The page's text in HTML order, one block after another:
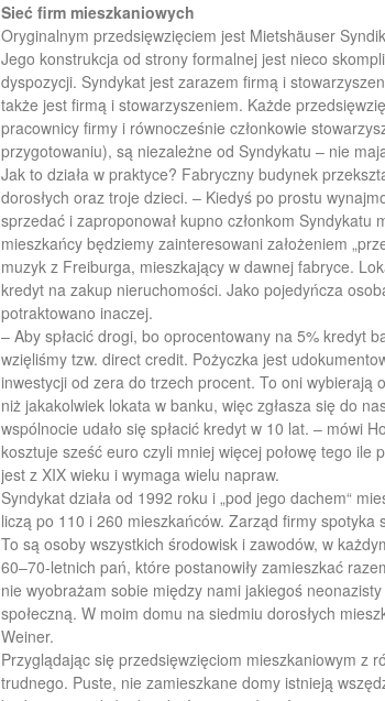
Sieć firm mieszkaniowych
Oryginalnym przedsięwzięciem jest Mietshäuser
Jego konstrukcja od strony formalnej jest nieco
dyspozycji. Syndykat jest zarazem firmą i
także jest firmą i stowarzyszeniem. Każde
pracownicy firmy i równocześnie członkowie
przygotowaniu), są niezależne od Syndykatu – nie
Jak to działa w praktyce? Fabryczny budynek
dorosłych oraz troje dzieci. – Kiedyś po prostu
sprzedać i zaproponował kupno członkom
mieszkańcy będziemy zainteresowani założeniem
muzyk z Freiburga, mieszkający w dawnej fabryce.
kredyt na zakup nieruchomości. Jako pojedyńcza
potraktowano inaczej.
– Aby spłacić drogi, bo oprocentowany na 5% kredyt
wzięliśmy tzw. direct credit. Pożyczka jest
inwestycji od zera do trzech procent. To oni
niż jakakolwiek lokata w banku, więc zgłasza się do
wspólnocie udało się spłacić kredyt w 10 lat. – mówi
kosztuje sześć euro czyli mniej więcej połowę tego ile
jest z XIX wieku i wymaga wielu napraw.
Syndykat działa od 1992 roku i „pod jego dachem“
liczą po 110 i 260 mieszkańców. Zarząd firmy
To są osoby wszystkich środowisk i zawodów, w
60–70-letnich pań, które postanowiły zamieszkać
nie wyobrażam sobie między nami jakiegoś
społeczną. W moim domu na siedmiu dorosłych
Weiner.
Przyglądając się przedsięwzięciom mieszkaniowym z
trudnego. Puste, nie zamieszkane domy istnieją